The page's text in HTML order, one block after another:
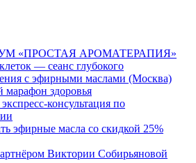
«ПРОСТАЯ АРОМАТЕРАПИЯ»
— сеанс глубокого
с эфирными маслами (Москва)
марафон здоровья
консультация по
эфирные масла со скидкой 25%
Виктории Собирьяновой